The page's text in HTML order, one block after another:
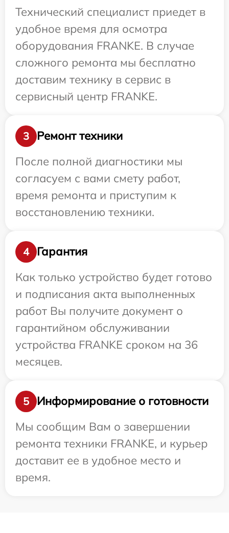
Технический специалист приедет в
удобное время для осмотра
оборудования FRANKE. В случае
сложного ремонта мы бесплатно
доставим технику в сервис в
сервисный центр FRANKE.
3
Ремонт техники
После полной диагностики мы
согласуем с вами смету работ,
время ремонта и приступим к
восстановлению техники.
4
Гарантия
Как только устройство будет готово
и подписания акта выполненных
работ Вы получите документ о
гарантийном обслуживании
устройства FRANKE сроком на 36
месяцев.
5
Информирование о готовности
Мы сообщим Вам о завершении
ремонта техники FRANKE, и курьер
доставит ее в удобное место и
время.